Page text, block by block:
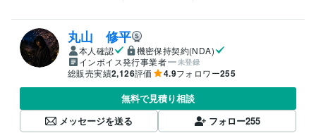
丸山 修平
本人確認
機密保持契約(NDA)
インボイス発行事業者
未登録
総販売実績2,126評価 4.9フォロワー255
無料で見積り相談
メッセージを送る
フォロー255